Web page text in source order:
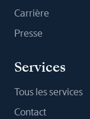
Carrière
Presse
Services
Tous les services
Contact